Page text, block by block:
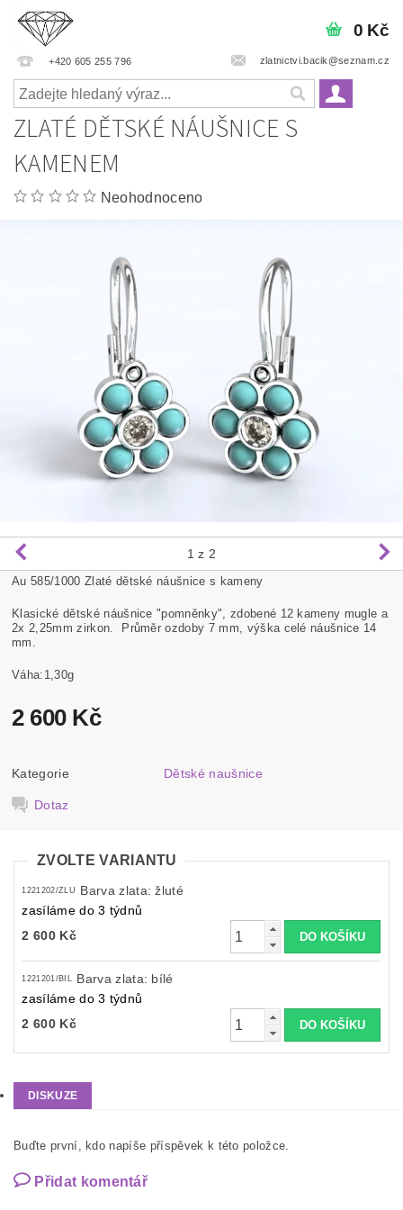
+420 605 255 796 zlatnictvi.bacik@seznam.cz
0 Kč
ZLATÉ DĚTSKÉ NÁUŠNICE S
KAMENEM
Neohodnoceno
1 z 2
Au 585/1000 Zlaté dětské náušnice s kameny
Klasické dětské náušnice "pomněnky", zdobené 12 kameny mugle a
2x 2,25mm zirkon. Průměr ozdoby 7 mm, výška celé náušnice 14
mm.
Váha:1,30g
2 600 Kč
Kategorie Dětské naušnice
Dotaz
ZVOLTE VARIANTU
1221202/ZLU
Barva zlata: žluté
zasíláme do 3 týdnů
2 600 Kč
1221201/BIL
Barva zlata: bílé
zasíláme do 3 týdnů
2 600 Kč
DISKUZE
Buďte první, kdo napíše příspěvek k této položce.
Přidat komentář